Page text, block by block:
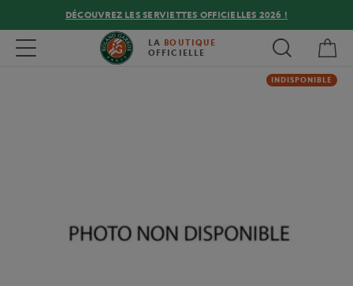
DÉCOUVREZ LES SERVIETTES OFFICIELLES 2026 !
Toggle navigation LA BOUTIQUE
OFFICIELLE
INDISPONIBLE